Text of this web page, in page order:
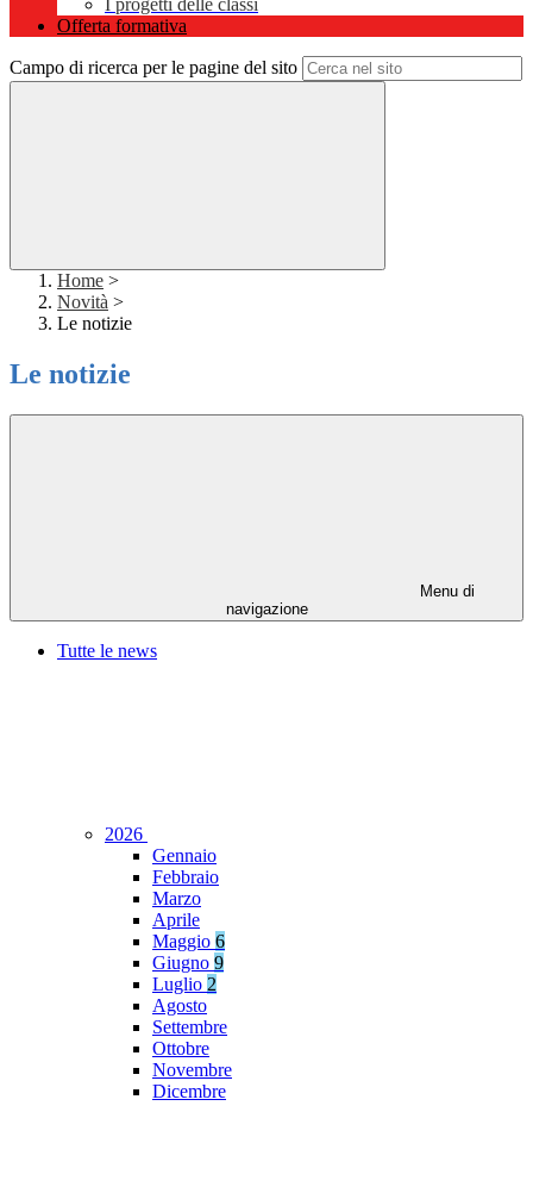
I progetti delle classi
Offerta formativa
Campo di ricerca per le pagine del sito
Home >
Novità >
Le notizie
Le notizie
Menu di
navigazione
Tutte le news
2026
Gennaio
Febbraio
Marzo
Aprile
Maggio 6
Giugno 9
Luglio 2
Agosto
Settembre
Ottobre
Novembre
Dicembre